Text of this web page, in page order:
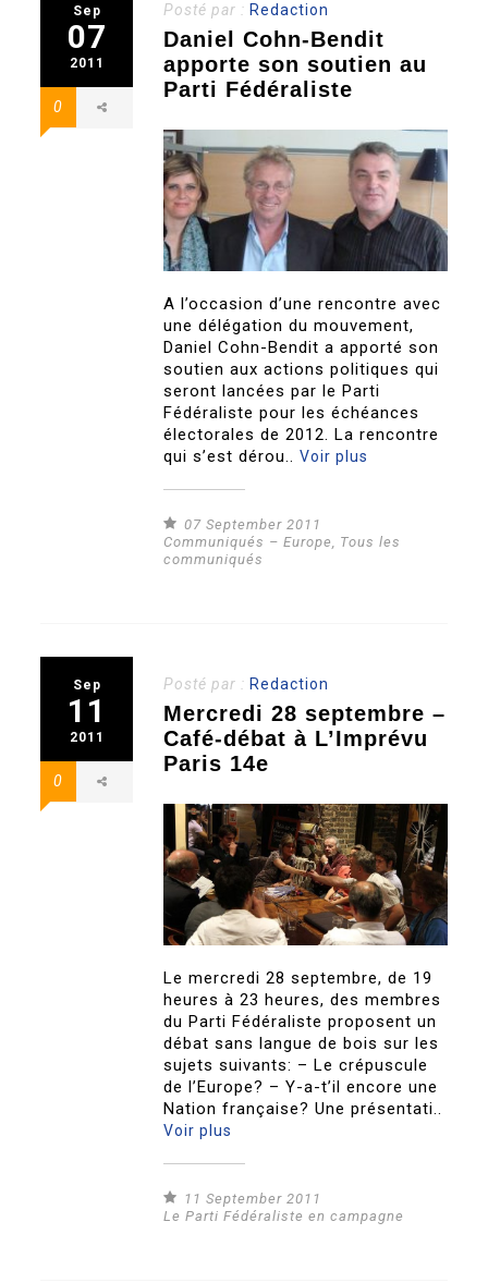
Sep
07
2011
0
Posté par : Redaction
Daniel Cohn-Bendit
apporte son soutien au
Parti Fédéraliste
A l’occasion d’une rencontre avec
une délégation du mouvement,
Daniel Cohn-Bendit a apporté son
soutien aux actions politiques qui
seront lancées par le Parti
Fédéraliste pour les échéances
électorales de 2012. La rencontre
qui s’est dérou..Voir plus
07 September 2011
Communiqués – Europe, Tous les
communiqués
Sep
11
2011
0
Posté par : Redaction
Mercredi 28 septembre –
Café-débat à L’Imprévu
Paris 14e
Le mercredi 28 septembre, de 19
heures à 23 heures, des membres
du Parti Fédéraliste proposent un
débat sans langue de bois sur les
sujets suivants: – Le crépuscule
de l’Europe? – Y-a-t’il encore une
Nation française? Une présentati..
Voir plus
11 September 2011
Le Parti Fédéraliste en campagne